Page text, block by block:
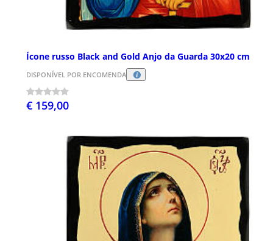
Ícone russo Black and Gold Anjo da Guarda 30x20 cm
DISPONÍVEL POR ENCOMENDA
€ 159,00